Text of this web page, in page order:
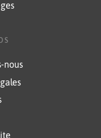
nous